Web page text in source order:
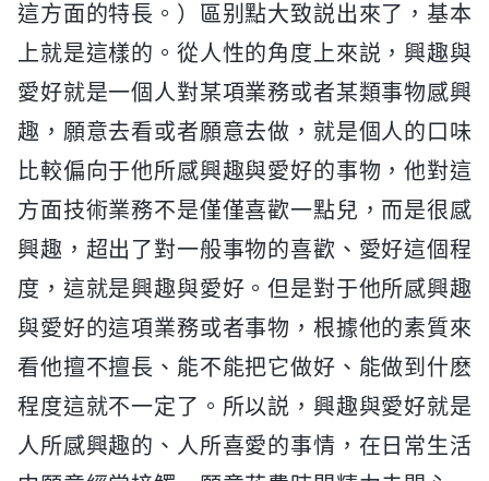
這方面的特長。）區别點大致説出來了，基本
上就是這樣的。從人性的角度上來説，興趣與
愛好就是一個人對某項業務或者某類事物感興
趣，願意去看或者願意去做，就是個人的口味
比較偏向于他所感興趣與愛好的事物，他對這
方面技術業務不是僅僅喜歡一點兒，而是很感
興趣，超出了對一般事物的喜歡、愛好這個程
度，這就是興趣與愛好。但是對于他所感興趣
與愛好的這項業務或者事物，根據他的素質來
看他擅不擅長、能不能把它做好、能做到什麽
程度這就不一定了。所以説，興趣與愛好就是
人所感興趣的、人所喜愛的事情，在日常生活